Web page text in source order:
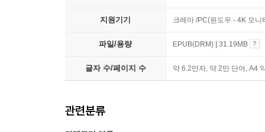
지원기기 크레마 /PC(윈도우 - 4K 모
파일/용량 EPUB(DRM) | 31.19MB
글자 수/페이지 수 약 6.2만자, 약 2만 단어, A4
관련분류